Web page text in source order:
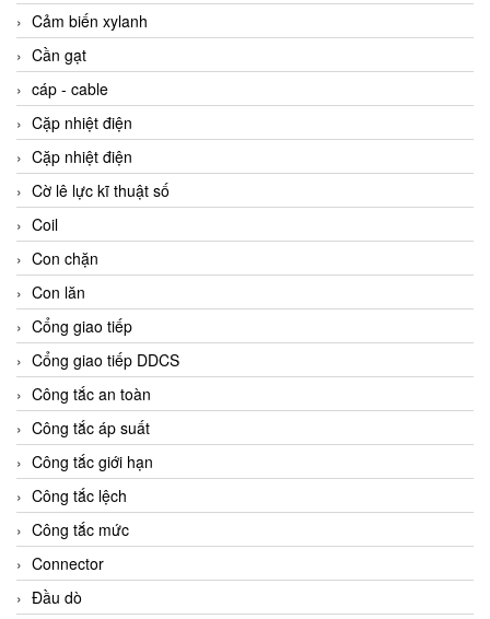
Cảm biến xylanh
Cần gạt
cáp - cable
Cặp nhiệt điện
Cặp nhiệt điện
Cờ lê lực kĩ thuật số
Coil
Con chặn
Con lăn
Cổng giao tiếp
Cổng giao tiếp DDCS
Công tắc an toàn
Công tắc áp suất
Công tắc giới hạn
Công tắc lệch
Công tắc mức
Connector
Đầu dò